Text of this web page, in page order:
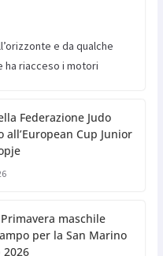
e da qualche
ha riacceso i motori
Federazione Judo
all’European Cup Junior
maschile
per la San Marino
2026